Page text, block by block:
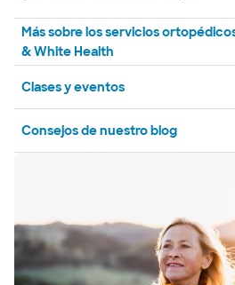
Más sobre los servicios
& White Health
Clases y eventos
Consejos de nuestro blog